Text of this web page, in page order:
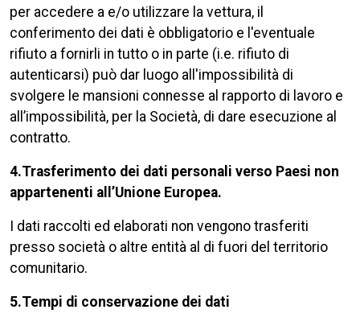
per accedere a e/o utilizzare la vettura, il
conferimento dei dati è obbligatorio e l'eventuale
rifiuto a fornirli in tutto o in parte (i.e. rifiuto di
autenticarsi) può dar luogo all'impossibilità di
svolgere le mansioni connesse al rapporto di lavoro e
all’impossibilità, per la Società, di dare esecuzione al
contratto.
4.Trasferimento dei dati personali verso Paesi non
appartenenti all’Unione Europea.
I dati raccolti ed elaborati non vengono trasferiti
presso società o altre entità al di fuori del territorio
comunitario.
5.Tempi di conservazione dei dati